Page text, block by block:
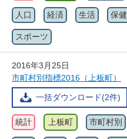
人口 経済 生活 保健
スポーツ
2016年3月25日
市町村別指標2016（上板町）
一括ダウンロード(2件)
統計 上板町 市町村別